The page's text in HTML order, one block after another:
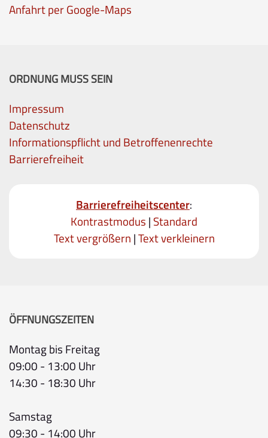
Anfahrt per Google-Maps
ORDNUNG MUSS SEIN
Impressum
Datenschutz
Informationspflicht und Betroffenenrechte
Barrierefreiheit
Barrierefreiheitscenter:
Kontrastmodus | Standard
Text vergrößern |Text verkleinern
ÖFFNUNGSZEITEN
Montag bis Freitag
09:00 - 13:00 Uhr
14:30 - 18:30 Uhr
Samstag
09:30 - 14:00 Uhr